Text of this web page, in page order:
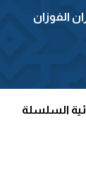
الفوزان
السلسلة